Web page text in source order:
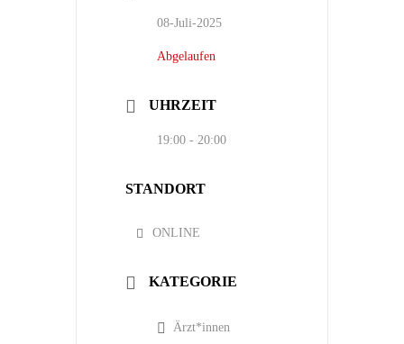
08-Juli-2025
Abgelaufen
UHRZEIT
19:00 - 20:00
STANDORT
ONLINE
KATEGORIE
Ärzt*innen